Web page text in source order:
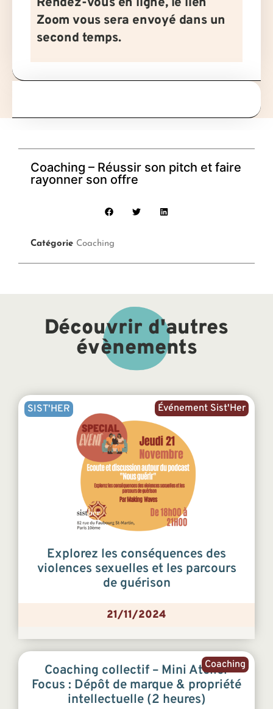
Zoom vous sera envoyé dans un
second temps.
Coaching – Réussir son pitch et faire
rayonner son offre
Catégorie Coaching
Découvrir d'autres
évènements
Événement Sist'Her
SIST'HER
Explorez les conséquences des
violences sexuelles et les parcours
de guérison
21/11/2024
Coaching
Coaching collectif – Mini Atelier
Focus : Dépôt de marque & propriété
intellectuelle (2 heures)